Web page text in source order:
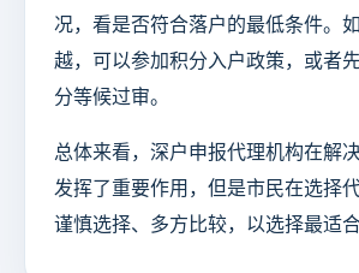
况，看是否符合落户的最低条件。
越，可以参加积分入户政策，或者
分等候过审。
总体来看，深户申报代理机构在解
发挥了重要作用，但是市民在选择
谨慎选择、多方比较，以选择最适